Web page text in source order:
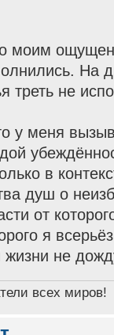
моим
На
треть не
у меня
в
душ о
от
я
не
всех миров!